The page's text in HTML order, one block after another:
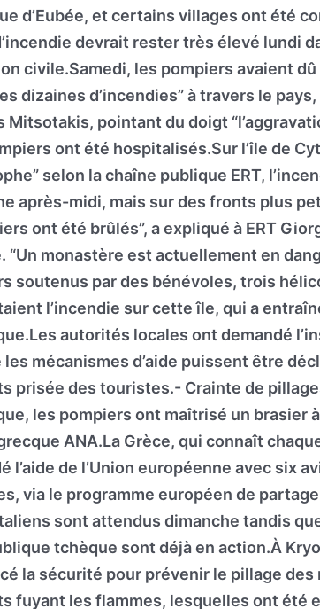
d’Eubée, et certains villages ont été
devrait rester très élevé lundi
civile.Samedi, les pompiers avaient
dizaines d’incendies” à travers le
Mitsotakis, pointant du doigt
ont été hospitalisés.Sur l’île de
selon la chaîne publique ERT,
après-midi, mais sur des fronts plus
ont été brûlés”, a expliqué à ERT
“Un monastère est actuellement en
soutenus par des bénévoles, trois
l’incendie sur cette île, qui a
autorités locales ont demandé
les mécanismes d’aide puissent être
prisée des touristes.- Crainte de
les pompiers ont maîtrisé un brasier à
ANA.La Grèce, qui connaît
l’aide de l’Union européenne avec six
via le programme européen de
sont attendus dimanche tandis
tchèque sont déjà en action.À
la sécurité pour prévenir le pillage des
fuyant les flammes, lesquelles ont été